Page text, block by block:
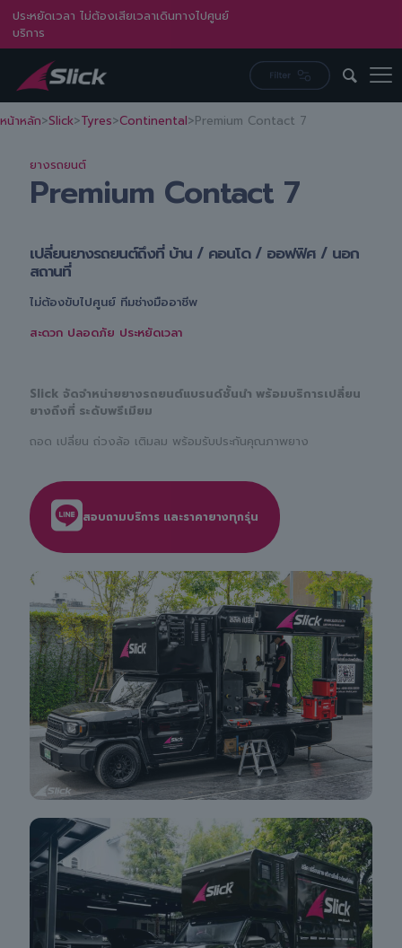
ประหยัดเวลา ไม่ต้องเสียเวลาเดินทางไปศูนย์
บริการ
หน้าหลัก>Slick>Tyres>Continental>Premium Contact 7
ยางรถยนต์
Premium Contact 7
เปลี่ยนยางรถยนต์ถึงที่ บ้าน / คอนโด / ออฟฟิศ / นอก
สถานที่
ไม่ต้องขับไปศูนย์ ทีมช่างมืออาชีพ
สะดวก ปลอดภัย ประหยัดเวลา
Slick จัดจำหน่ายยางรถยนต์แบรนด์ชั้นนำ พร้อมบริการเปลี่ยน
ยางถึงที่ ระดับพรีเมียม
ถอด เปลี่ยน ถ่วงล้อ เติมลม พร้อมรับประกันคุณภาพยาง
สอบถามบริการ และราคายางทุกรุ่น